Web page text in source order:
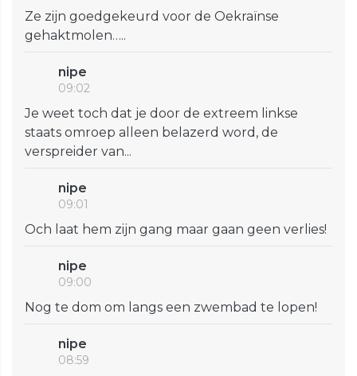
Ze zijn goedgekeurd voor de Oekraïnse
gehaktmolen…..
nipe
09:02
Je weet toch dat je door de extreem linkse
staats omroep alleen belazerd word, de
verspreider van...
nipe
09:01
Och laat hem zijn gang maar gaan geen verlies!
nipe
09:00
Nog te dom om langs een zwembad te lopen!
nipe
08:59